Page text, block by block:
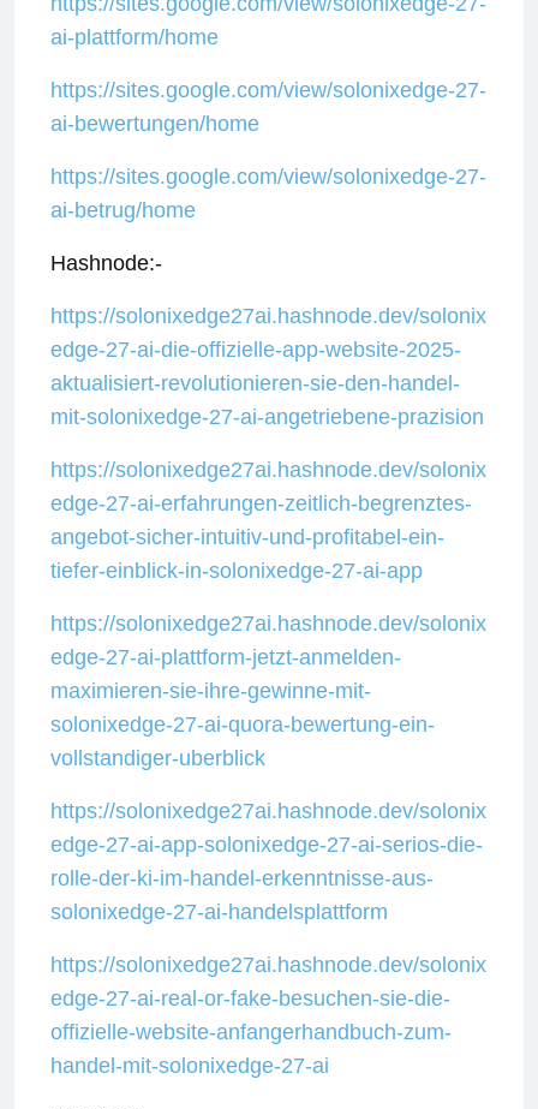
ai-plattform/home
https://sites.google.com/view/solonixedge-27-
ai-bewertungen/home
https://sites.google.com/view/solonixedge-27-
ai-betrug/home
Hashnode:-
https://solonixedge27ai.hashnode.dev/solonix
edge-27-ai-die-offizielle-app-website-2025-
aktualisiert-revolutionieren-sie-den-handel-
mit-solonixedge-27-ai-angetriebene-prazision
https://solonixedge27ai.hashnode.dev/solonix
edge-27-ai-erfahrungen-zeitlich-begrenztes-
angebot-sicher-intuitiv-und-profitabel-ein-
tiefer-einblick-in-solonixedge-27-ai-app
https://solonixedge27ai.hashnode.dev/solonix
edge-27-ai-plattform-jetzt-anmelden-
maximieren-sie-ihre-gewinne-mit-
solonixedge-27-ai-quora-bewertung-ein-
vollstandiger-uberblick
https://solonixedge27ai.hashnode.dev/solonix
edge-27-ai-app-solonixedge-27-ai-serios-die-
rolle-der-ki-im-handel-erkenntnisse-aus-
solonixedge-27-ai-handelsplattform
https://solonixedge27ai.hashnode.dev/solonix
edge-27-ai-real-or-fake-besuchen-sie-die-
offizielle-website-anfangerhandbuch-zum-
handel-mit-solonixedge-27-ai